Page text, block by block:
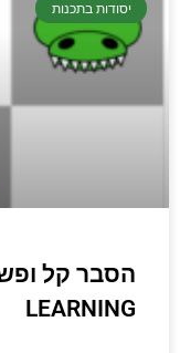
יסודייסודות בתכנות
LEARNING